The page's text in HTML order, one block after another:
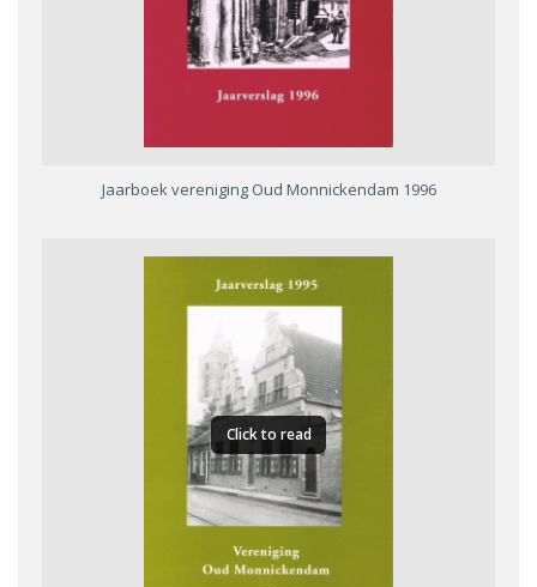
Jaarboek vereniging Oud Monnickendam 1996
Click to read